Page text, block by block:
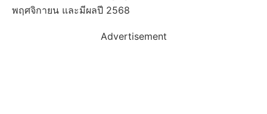
พฤศจิกายน และมีผลปี 2568
Advertisement